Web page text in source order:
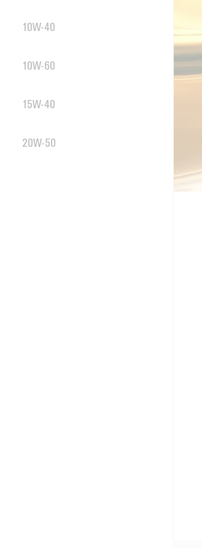
10W-40
10W-60
15W-40
20W-50